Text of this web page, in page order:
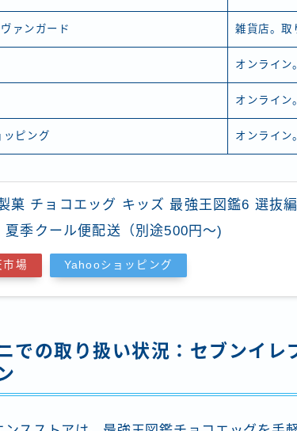
ァンガード 雑貨店。取
オンライン
オンライン
ッピング オンライン
菓 チョコエッグ キッズ 最強王図鑑6 選抜
夏季クール便配送（別途500円〜)
市場 Yahooショッピング
での取り扱い状況：セブンイレ